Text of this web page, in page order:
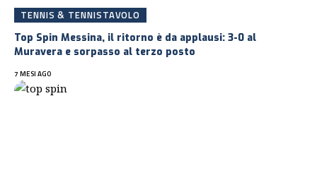
TENNIS & TENNISTAVOLO
Top Spin Messina, il ritorno è da applausi: 3-0 al
Muravera e sorpasso al terzo posto
7 MESI AGO